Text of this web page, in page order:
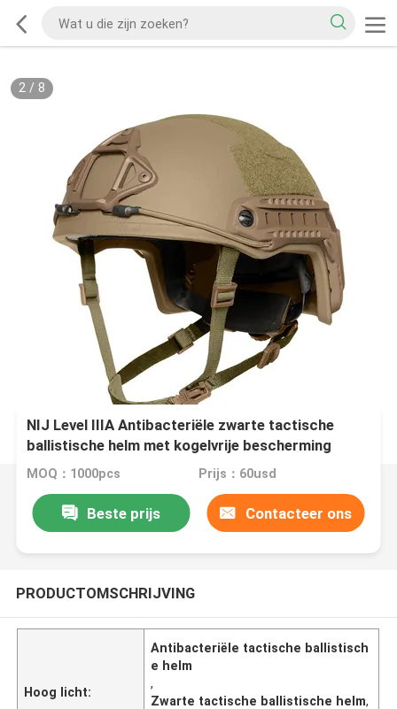
2/ 8
NIJ Level IIIA Antibacteriële zwarte tactische
ballistische helm met kogelvrije bescherming
MOQ：1000pcs Prijs：60usd
Beste prijs Contacteer ons
PRODUCTOMSCHRIJVING
Hoog licht:
Antibacteriële tactische ballistisch
e helm
,
Zwarte tactische ballistische helm,